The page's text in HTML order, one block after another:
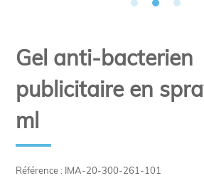
Référence : IMA-20-300-261-101
Gel anti-bacterien
publicitaire en
ml